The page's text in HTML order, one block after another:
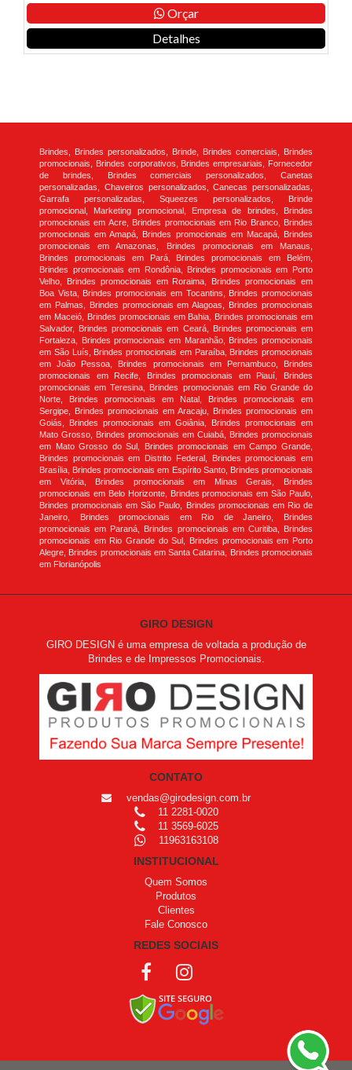
Orçar
Detalhes
Brindes, Brindes personalizados, Brinde, Brindes comerciais, Brindes
promocionais, Brindes corporativos, Brindes empresariais, Fornecedor
de brindes, Brindes comerciais personalizados, Canetas
personalizadas, Chaveiros personalizados, Canecas personalizadas,
Garrafa personalizadas, Squeezes personalizados, Brinde
promocional, Marketing promocional, Empresa de brindes, Brindes
promocionais em Acre, Brindes promocionais em Rio Branco, Brindes
promocionais em Amapá, Brindes promocionais em Macapá, Brindes
promocionais em Amazonas, Brindes promocionais em Manaus,
Brindes promocionais em Pará, Brindes promocionais em Belém,
Brindes promocionais em Rondônia, Brindes promocionais em Porto
Velho, Brindes promocionais em Roraima, Brindes promocionais em
Boa Vista, Brindes promocionais em Tocantins, Brindes promocionais
em Palmas, Brindes promocionais em Alagoas, Brindes promocionais
em Maceió, Brindes promocionais em Bahia, Brindes promocionais em
Salvador, Brindes promocionais em Ceará, Brindes promocionais em
Fortaleza, Brindes promocionais em Maranhão, Brindes promocionais
em São Luís, Brindes promocionais em Paraíba, Brindes promocionais
em João Pessoa, Brindes promocionais em Pernambuco, Brindes
promocionais em Recife, Brindes promocionais em Piauí, Brindes
promocionais em Teresina, Brindes promocionais em Rio Grande do
Norte, Brindes promocionais em Natal, Brindes promocionais em
Sergipe, Brindes promocionais em Aracaju, Brindes promocionais em
Goiás, Brindes promocionais em Goiânia, Brindes promocionais em
Mato Grosso, Brindes promocionais em Cuiabá, Brindes promocionais
em Mato Grosso do Sul, Brindes promocionais em Campo Grande,
Brindes promocionais em Distrito Federal, Brindes promocionais em
Brasília, Brindes promocionais em Espírito Santo, Brindes promocionais
em Vitória, Brindes promocionais em Minas Gerais, Brindes
promocionais em Belo Horizonte, Brindes promocionais em São Paulo,
Brindes promocionais em São Paulo, Brindes promocionais em Rio de
Janeiro, Brindes promocionais em Rio de Janeiro, Brindes
promocionais em Paraná, Brindes promocionais em Curitiba, Brindes
promocionais em Rio Grande do Sul, Brindes promocionais em Porto
Alegre, Brindes promocionais em Santa Catarina, Brindes promocionais
em Florianópolis
GIRO DESIGN
GIRO DESIGN é uma empresa de voltada a produção de
Brindes e de Impressos Promocionais.
CONTATO
vendas@girodesign.com.br
11 2281-0020
11 3569-6025
11963163108
INSTITUCIONAL
Quem Somos
Produtos
Clientes
Fale Conosco
REDES SOCIAIS